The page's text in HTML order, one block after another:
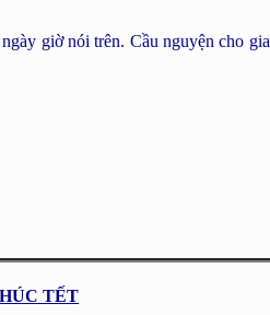
giờ nói trên. Cầu nguyện cho gia
TẾT